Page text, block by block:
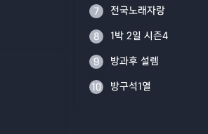
7 전국노래자랑
8 1박 2일 시즌4
9 방과후 설렘
10 방구석1열